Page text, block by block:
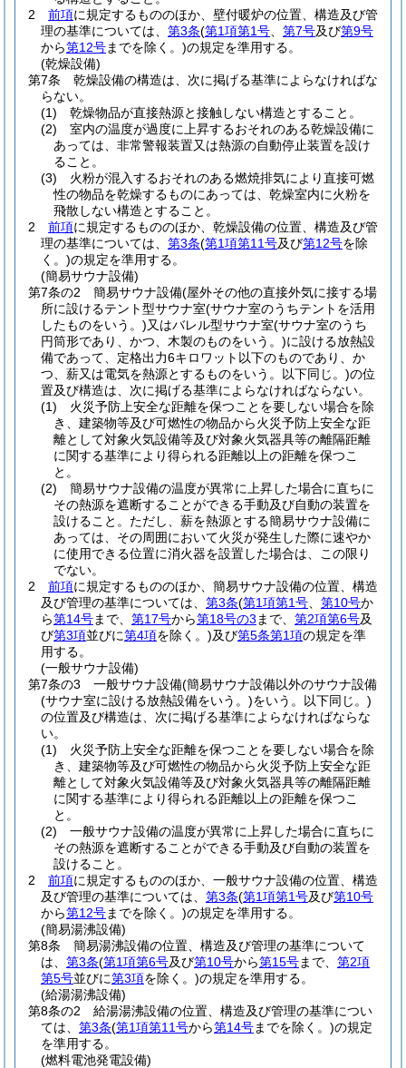
2
前項に規定するもののほか、壁付暖炉の位置、構造及び管
理の基準については、 第3条(第1項第1号 第7号及び第9号
から第12号までを除く。)の規定を準用する。
(乾燥設備)
第7条
乾燥設備の構造は、次に掲げる基準によらなければな
らない。
(1)
乾燥物品が直接熱源と接触しない構造とすること。
(2)
室内の温度が過度に上昇するおそれのある乾燥設備に
あっては、非常警報装置又は熱源の自動停止装置を設け
ること。
(3)
火粉が混入するおそれのある燃焼排気により直接可燃
性の物品を乾燥するものにあっては、乾燥室内に火粉を
飛散しない構造とすること。
2
前項に規定するもののほか、乾燥設備の位置、構造及び管
理の基準については、 第3条(第1項第11号及び第12号を除
く。)の規定を準用する。
(簡易サウナ設備)
第7条の2
簡易サウナ設備(屋外その他の直接外気に接する場
所に設けるテント型サウナ室(サウナ室のうちテントを活用
したものをいう。)又はバレル型サウナ室(サウナ室のうち
円筒形であり、かつ、木製のものをいう。)に設ける放熱設
備であって、定格出力6キロワット以下のものであり、か
つ、薪又は電気を熱源とするものをいう。以下同じ。)の位
置及び構造は、次に掲げる基準によらなければならない。
(1)
火災予防上安全な距離を保つことを要しない場合を除
き、建築物等及び可燃性の物品から火災予防上安全な距
離として対象火気設備等及び対象火気器具等の離隔距離
に関する基準により得られる距離以上の距離を保つこ
と。
(2)
簡易サウナ設備の温度が異常に上昇した場合に直ちに
その熱源を遮断することができる手動及び自動の装置を
設けること。 ただし、薪を熱源とする簡易サウナ設備に
あっては、その周囲において火災が発生した際に速やか
に使用できる位置に消火器を設置した場合は、この限り
でない。
2
前項に規定するもののほか、簡易サウナ設備の位置、構造
及び管理の基準については、 第3条(第1項第1号 第10号か
ら第14号まで、 第17号から第18号の3 まで、 第2項第6号及
び第3項並びに第4項を除く。)及び第5条第1項の規定を準
用する。
(一般サウナ設備)
第7条の3
一般サウナ設備(簡易サウナ設備以外のサウナ設備
(サウナ室に設ける放熱設備をいう。)をいう。以下同じ。)
の位置及び構造は、次に掲げる基準によらなければならな
い。
(1)
火災予防上安全な距離を保つことを要しない場合を除
き、建築物等及び可燃性の物品から火災予防上安全な距
離として対象火気設備等及び対象火気器具等の離隔距離
に関する基準により得られる距離以上の距離を保つこ
と。
(2)
一般サウナ設備の温度が異常に上昇した場合に直ちに
その熱源を遮断することができる手動及び自動の装置を
設けること。
2
前項に規定するもののほか、一般サウナ設備の位置、構造
及び管理の基準については、 第3条(第1項第1号及び第10号
から第12号までを除く。)の規定を準用する。
(簡易湯沸設備)
第8条
簡易湯沸設備の位置、構造及び管理の基準について
は、 第3条(第1項第6号及び第10号から第15号まで、 第2項
第5号並びに第3項を除く。)の規定を準用する。
(給湯湯沸設備)
第8条の2
給湯湯沸設備の位置、構造及び管理の基準につい
ては、 第3条(第1項第11号から第14号までを除く。)の規定
を準用する。
(燃料電池発電設備)